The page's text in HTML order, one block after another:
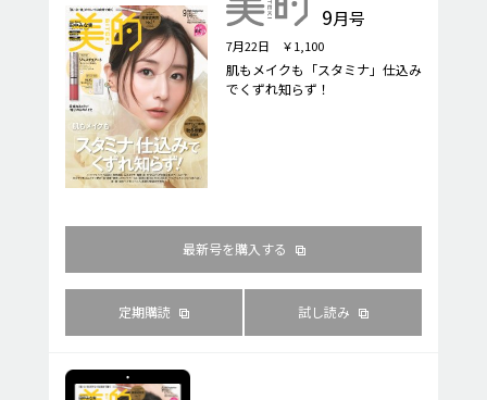
9月号
7月22日 ￥1,100
肌もメイクも「スタミナ」仕込み
でくずれ知らず！
最新号を購入する
定期購読 試し読み